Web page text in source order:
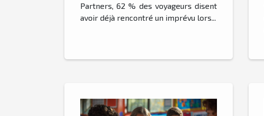
Partners, 62 % des voyageurs disent
avoir déjà rencontré un imprévu lors...